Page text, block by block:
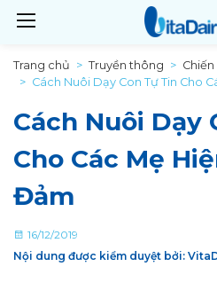
Trang chủ Truyền thông
Cách Nuôi Dạy Con Tự Tin Cho
Cách Nuôi Dạy
Cho Các Mẹ
Đảm
16/12/2019
Nội dung được kiểm duyệt bởi: